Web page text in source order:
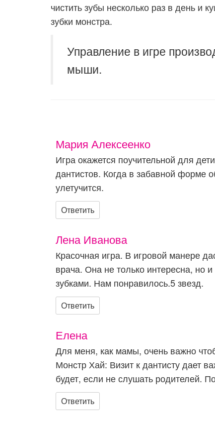
чистить зубы несколько раз в день и
зубки монстра.
Управление в игре
мыши.
Мария Алексеенко
Игра окажется поучительной для
дантистов. Когда в забавной форме
улетучится.
Ответить
Лена Иванова
Красочная игра. В игровой манере
врача. Она не только интересна, но
зубками. Нам понравилось.5 звезд.
Ответить
Елена
Для меня, как мамы, очень важно
Монстр Хай: Визит к дантисту дает
будет, если не слушать родителей.
Ответить